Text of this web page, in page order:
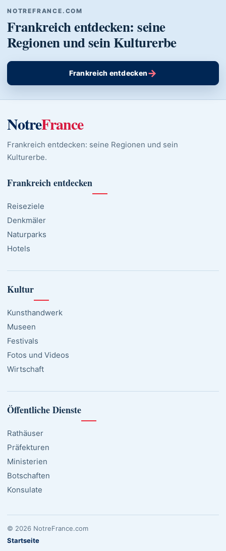
NOTREFRANCE.COM
Frankreich entdecken: seine
Regionen und sein Kulturerbe
Frankreich entdecken→
NotreFrance
Frankreich entdecken: seine Regionen und sein
Kulturerbe.
Frankreich entdecken
Reiseziele
Denkmäler
Naturparks
Hotels
Kultur
Kunsthandwerk
Museen
Festivals
Fotos und Videos
Wirtschaft
Öffentliche Dienste
Rathäuser
Präfekturen
Ministerien
Botschaften
Konsulate
© 2026 NotreFrance.com
Startseite